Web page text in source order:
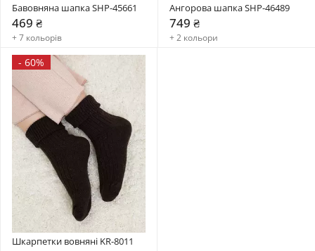
Бавовняна шапка SHP-45661
469 ₴
+ 7 кольорів
Ангорова шапка SHP-46489
749 ₴
+ 2 кольори
- 60%
Шкарпетки вовняні KR-8011